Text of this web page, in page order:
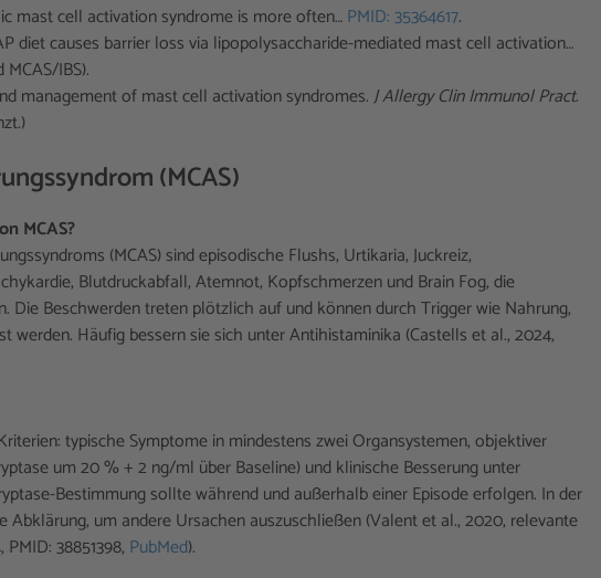
mast cell activation syndrome is more often…PMID: 35364617.
diet causes barrier loss via lipopolysaccharide-mediated mast cell activation…
IBS).
management of mast cell activation syndromes.J Allergy Clin Immunol Pract.
(MCAS)
MCAS?
(MCAS) sind episodische Flushs, Urtikaria, Juckreiz,
Blutdruckabfall, Atemnot, Kopfschmerzen und Brain Fog, die
Die Beschwerden treten plötzlich auf und können durch Trigger wie Nahrung,
werden. Häufig bessern sie sich unter Antihistaminika (Castells et al., 2024,
typische Symptome in mindestens zwei Organsystemen, objektiver
um 20 % + 2 ng/ml über Baseline) und klinische Besserung unter
Bestimmung sollte während und außerhalb einer Episode erfolgen. In der
Abklärung, um andere Ursachen auszuschließen (Valent et al., 2020, relevante
38851398, PubMed).